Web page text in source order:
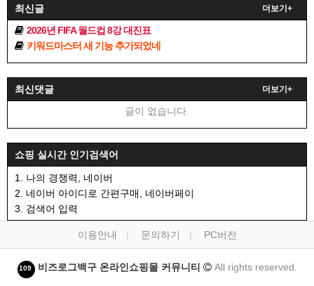
최신글 더보기+
2026년 FIFA 월드컵 8강 대진표
키워드마스터 새 기능 추가되었네
최신댓글 더보기+
글이 없습니다.
쇼핑 실시간 인기검색어
1. 나의 경쟁력, 네이버
2. 네이버 아이디로 간편구매, 네이버페이
3. 검색어 입력
이용안내 문의하기 PC버전
109 비즈로그백구 온라인쇼핑몰 커뮤니티 All rights reserved.